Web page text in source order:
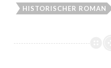
HISTORISCHER ROMAN